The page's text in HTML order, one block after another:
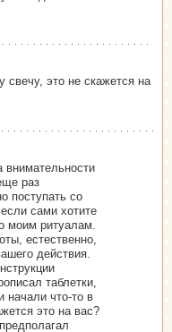
свечу, это не скажется на
внимательности
раз
поступать со
сами хотите
моим ритуалам.
естественно,
действия.
таблетки,
начали что-то в
это на вас?